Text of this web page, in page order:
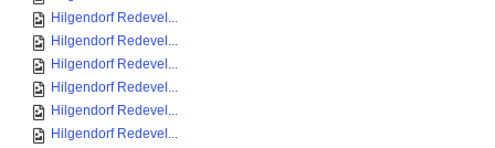
Hilgendorf Redevel...
Hilgendorf Redevel...
Hilgendorf Redevel...
Hilgendorf Redevel...
Hilgendorf Redevel...
Hilgendorf Redevel...